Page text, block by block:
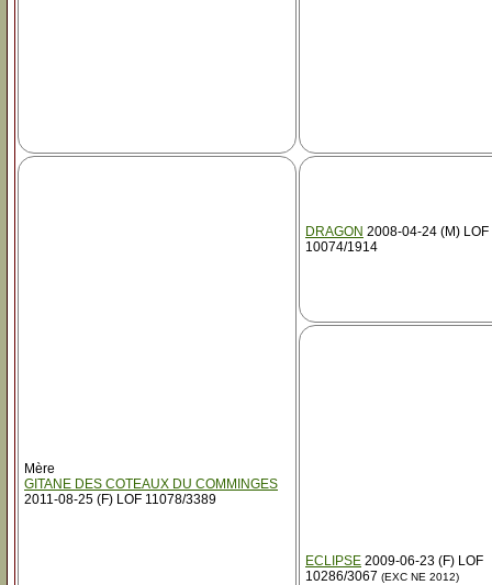
Mère
GITANE DES COTEAUX DU COMMINGES
2011-08-25 (F) LOF 11078/3389
DRAGON 2008-04-24 (M) LOF
10074/1914
ECLIPSE 2009-06-23 (F) LOF
10286/3067 (EXC NE 2012)